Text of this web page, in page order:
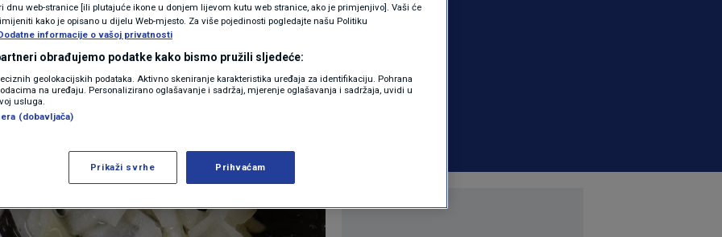
KLIMATSKE PROMJENE
FOTO
VIDEO
COOKING 2 komentara
Više
dnu web-stranice [ili plutajuće ikone u donjem lijevom kutu web stranice, ako je primjenjivo]. Vaši će
kako je opisano u dijelu Web-mjesto. Za više pojedinosti pogledajte našu Politiku
informacije o vašoj privatnosti
obrađujemo podatke kako bismo pružili sljedeće:
geolokacijskih podataka. Aktivno skeniranje karakteristika uređaja za identifikaciju. Pohrana
na uređaju. Personalizirano oglašavanje i sadržaj, mjerenje oglašavanja i sadržaja, uvidi u
usluga.
(dobavljača)
Prikaži svrhe Prihvaćam